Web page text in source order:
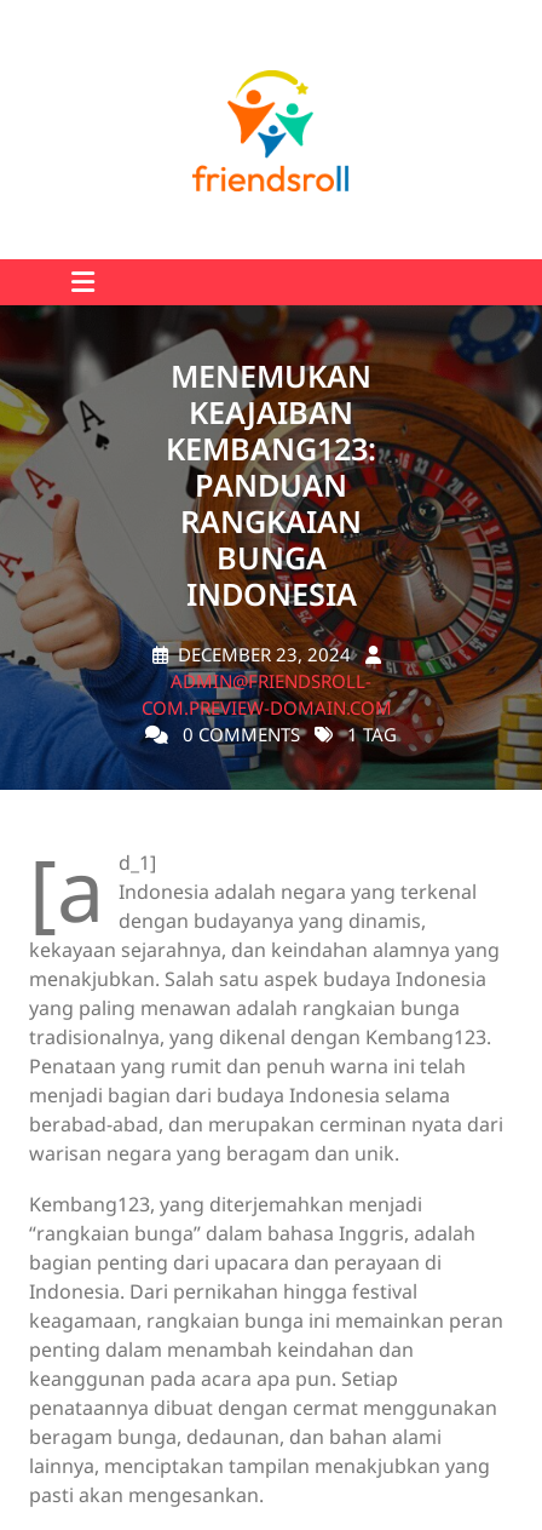
MENEMUKAN
KEAJAIBAN
KEMBANG123:
PANDUAN
RANGKAIAN
BUNGA
INDONESIA
DECEMBER 23, 2024
ADMIN@FRIENDSROLL-
COM.PREVIEW-DOMAIN.COM
0 COMMENTS
1 TAG
[a
d_1]
Indonesia adalah negara yang terkenal
dengan budayanya yang dinamis,
kekayaan sejarahnya, dan keindahan alamnya yang
menakjubkan. Salah satu aspek budaya Indonesia
yang paling menawan adalah rangkaian bunga
tradisionalnya, yang dikenal dengan Kembang123.
Penataan yang rumit dan penuh warna ini telah
menjadi bagian dari budaya Indonesia selama
berabad-abad, dan merupakan cerminan nyata dari
warisan negara yang beragam dan unik.
Kembang123, yang diterjemahkan menjadi
“rangkaian bunga” dalam bahasa Inggris, adalah
bagian penting dari upacara dan perayaan di
Indonesia. Dari pernikahan hingga festival
keagamaan, rangkaian bunga ini memainkan peran
penting dalam menambah keindahan dan
keanggunan pada acara apa pun. Setiap
penataannya dibuat dengan cermat menggunakan
beragam bunga, dedaunan, dan bahan alami
lainnya, menciptakan tampilan menakjubkan yang
pasti akan mengesankan.